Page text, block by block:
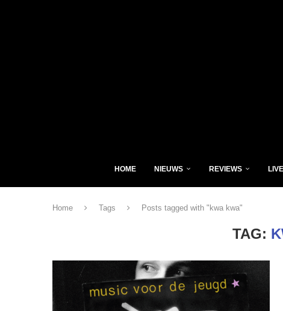
HOME NIEUWS REVIEWS LIVE
Home Tags Posts tagged with "kwa kwa"
TAG: